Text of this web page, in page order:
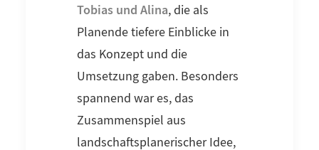
Tobias und Alina, die als
Planende tiefere Einblicke in
das Konzept und die
Umsetzung gaben. Besonders
spannend war es, das
Zusammenspiel aus
landschaftsplanerischer Idee,